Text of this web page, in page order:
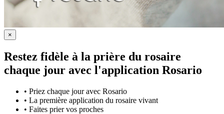
×
Restez fidèle à la prière du rosaire
chaque jour avec l'application Rosario
• Priez chaque jour avec Rosario
• La première application du rosaire vivant
• Faites prier vos proches